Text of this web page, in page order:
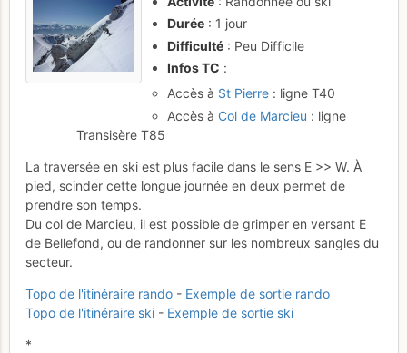
Durée : 1 jour
Difficulté : Peu Difficile
Infos TC :
Accès à St Pierre : ligne T40
Accès à Col de Marcieu : ligne
Transisère T85
La traversée en ski est plus facile dans le sens E >> W. À
pied, scinder cette longue journée en deux permet de
prendre son temps.
Du col de Marcieu, il est possible de grimper en versant E
de Bellefond, ou de randonner sur les nombreux sangles du
secteur.
Topo de l'itinéraire rando - Exemple de sortie rando
Topo de l'itinéraire ski - Exemple de sortie ski
*